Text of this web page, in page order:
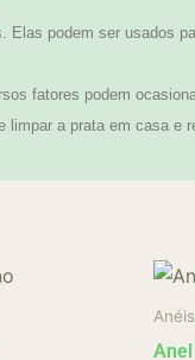
podem ser usados
fatores podem
a prata em casa e
Anéis